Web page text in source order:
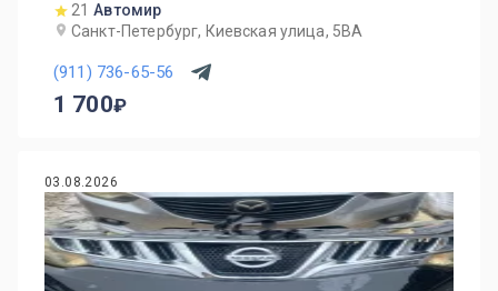
21 Автомир
Санкт-Петербург, Киевская улица, 5ВА
(911) 736-65-56
1 700
03.08.2026